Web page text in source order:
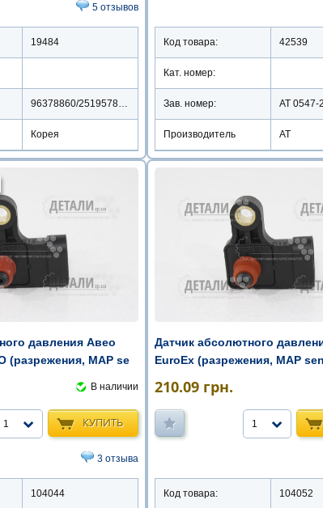
5 отзывов
19484
Корея
Код товара: 42539
Кат. номер:
Зав. номер: AT 0547-
Производитель АТ
давления Авео
(разрежения, MAP se
В наличии
КУПИТЬ
1
3 отзыва
104044
Датчик абсолютного
EuroEx (разрежения, MAP
210.09 грн.
1
Код товара: 104052